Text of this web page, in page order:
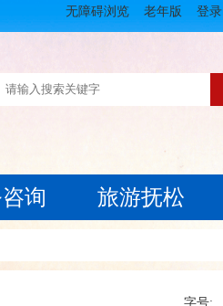
无障碍浏览 老年版 登录
询 旅游抚松
字号: